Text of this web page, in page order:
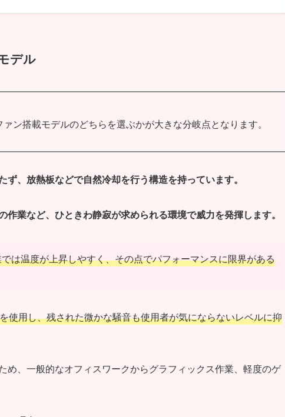
デル
ン搭載モデルのどちらを選ぶかが大きな分岐点となります。
、放熱板などで自然冷却を行う構造を持っています。
業など、ひときわ静寂が求められる環境で威力を発揮します。
は温度が上昇しやすく、その点でパフォーマンスに限界がある
使用し、残された微かな騒音も使用者が気にならないレベルに抑
め、一般的なオフィスワークからグラフィックス作業、軽度のゲ